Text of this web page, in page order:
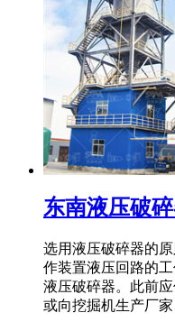
东南液压破
选用液压破碎器的
作装置液压回路的
液压破碎器。此前
或向挖掘机生产厂家